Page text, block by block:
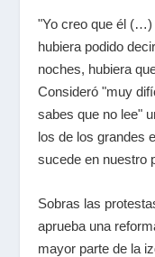
"Yo creo que él (…)
hubiera podido
noches, hubiera
Consideró "muy
sabes que no lee"
los de los grandes
sucede en nuestro
Sobras las
aprueba una
mayor parte de la